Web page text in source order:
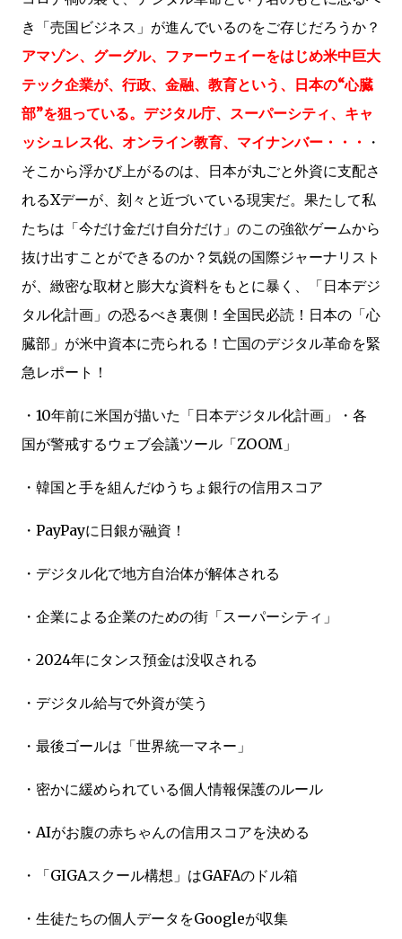
き「売国ビジネス」が進んでいるのをご存じだろうか？
アマゾン、グーグル、ファーウェイーをはじめ米中巨大
テック企業が、行政、金融、教育という、日本の“心臓
部”を狙っている。デジタル庁、スーパーシティ、キャ
ッシュレス化、オンライン教育、マイナンバー・・・
・
そこから浮かび上がるのは、日本が丸ごと外資に支配さ
れるXデーが、刻々と近づいている現実だ。果たして私
たちは「今だけ金だけ自分だけ」のこの強欲ゲームから
抜け出すことができるのか？気鋭の国際ジャーナリスト
が、緻密な取材と膨大な資料をもとに暴く、「日本デジ
タル化計画」の恐るべき裏側！全国民必読！日本の「心
臓部」が米中資本に売られる！亡国のデジタル革命を緊
急レポート！
・10年前に米国が描いた「日本デジタル化計画」・各
国が警戒するウェブ会議ツール「ZOOM」
・韓国と手を組んだゆうちょ銀行の信用スコア
・PayPayに日銀が融資！
・デジタル化で地方自治体が解体される
・企業による企業のための街「スーパーシティ」
・2024年にタンス預金は没収される
・デジタル給与で外資が笑う
・最後ゴールは「世界統一マネー」
・密かに緩められている個人情報保護のルール
・AIがお腹の赤ちゃんの信用スコアを決める
・「GIGAスクール構想」はGAFAのドル箱
・生徒たちの個人データをGoogleが収集